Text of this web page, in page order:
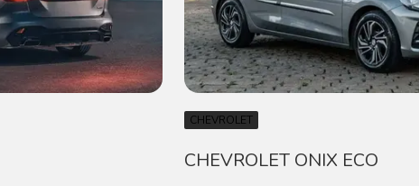
CHEVROLET
CHEVROLET ONIX ECO